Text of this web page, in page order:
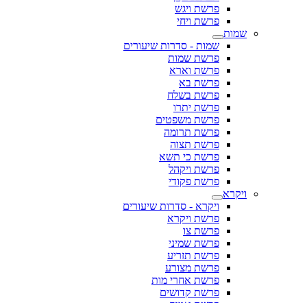
פרשת ויגש
פרשת ויחי
שמות
שמות - סדרות שיעורים
פרשת שמות
פרשת וארא
פרשת בא
פרשת בשלח
פרשת יתרו
פרשת משפטים
פרשת תרומה
פרשת תצוה
פרשת כי תשא
פרשת ויקהל
פרשת פקודי
ויקרא
ויקרא - סדרות שיעורים
פרשת ויקרא
פרשת צו
פרשת שמיני
פרשת תזריע
פרשת מצורע
פרשת אחרי מות
פרשת קדושים